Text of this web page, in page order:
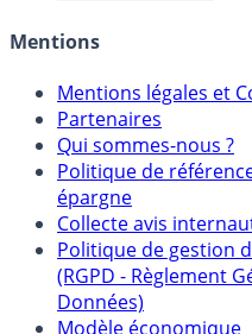
Crédit immobilier
Mentions
Mentions légales et
Partenaires
Qui sommes-nous ?
Politique de
épargne
Collecte avis
Politique de gestion
(RGPD - Règlement